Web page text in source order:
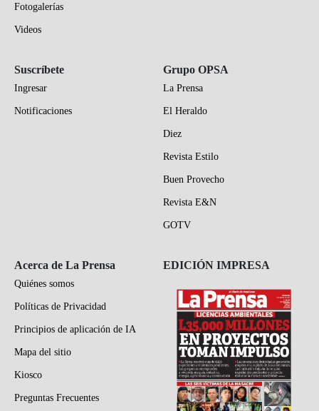
Fotogalerías
Videos
Suscríbete
Ingresar
Notificaciones
Grupo OPSA
La Prensa
El Heraldo
Diez
Revista Estilo
Buen Provecho
Revista E&N
GOTV
Acerca de La Prensa
Quiénes somos
Políticas de Privacidad
Principios de aplicación de IA
Mapa del sitio
Kiosco
Preguntas Frecuentes
EDICIÓN IMPRESA